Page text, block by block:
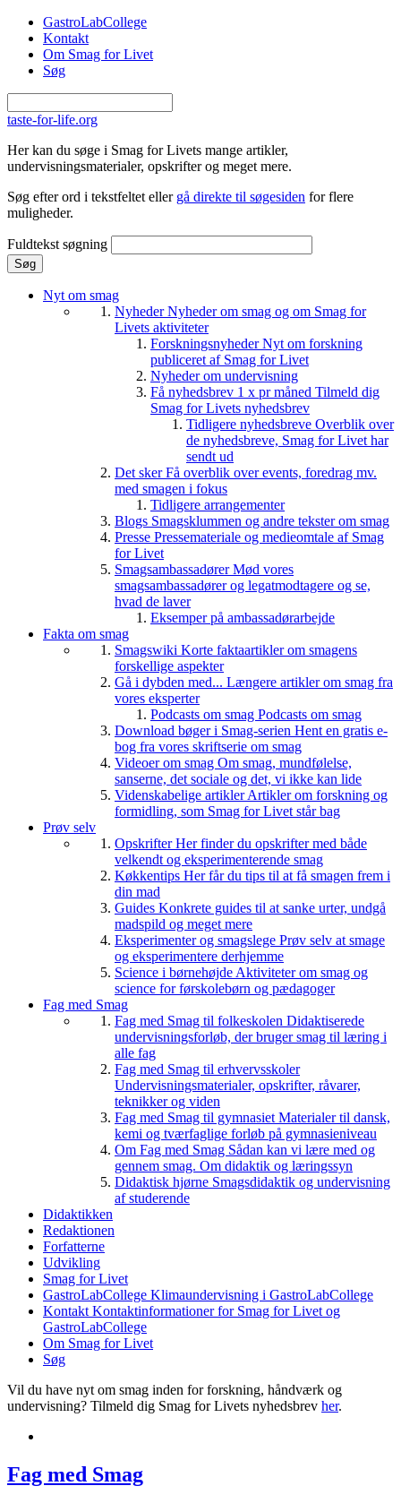
Gå til hovedindhold
GastroLabCollege
Kontakt
Om Smag for Livet
Søg
taste-for-life.org
Her kan du søge i Smag for Livets mange artikler,
undervisningsmaterialer, opskrifter og meget mere.
Søg efter ord i tekstfeltet eller gå direkte til søgesiden for flere
muligheder.
Fuldtekst søgning
Nyt om smag
NyhederNyheder om smag og om Smag for
Livets aktiviteter
ForskningsnyhederNyt om forskning
publiceret af Smag for Livet
Nyheder om undervisning
Få nyhedsbrev 1 x pr måned Tilmeld dig
Smag for Livets nyhedsbrev
Tidligere nyhedsbreve Overblik over
de nyhedsbreve, Smag for Livet har
sendt ud
Det skerFå overblik over events, foredrag mv.
med smagen i fokus
Tidligere arrangementer
Blogs Smagsklummen og andre tekster om smag
Presse Pressemateriale og medieomtale af Smag
for Livet
SmagsambassadørerMød vores
smagsambassadører og legatmodtagere og se,
hvad de laver
Eksemper på ambassadørarbejde
Fakta om smag
Smagswiki Korte faktaartikler om smagens
forskellige aspekter
Gå i dybden med... Længere artikler om smag fra
vores eksperter
Podcasts om smag Podcasts om smag
Download bøger i Smag-serien Hent en gratis e-
bog fra vores skriftserie om smag
Videoer om smag Om smag, mundfølelse,
sanserne, det sociale og det, vi ikke kan lide
Videnskabelige artiklerArtikler om forskning og
formidling, som Smag for Livet står bag
Prøv selv
OpskrifterHer finder du opskrifter med både
velkendt og eksperimenterende smag
Køkkentips Her får du tips til at få smagen frem i
din mad
Guides Konkrete guides til at sanke urter, undgå
madspild og meget mere
Eksperimenter og smagslege Prøv selv at smage
og eksperimentere derhjemme
Science i børnehøjde Aktiviteter om smag og
science for førskolebørn og pædagoger
Fag med Smag
Fag med Smag til folkeskolen Didaktiserede
undervisningsforløb, der bruger smag til læring i
alle fag
Fag med Smag til erhvervsskoler
Undervisningsmaterialer, opskrifter, råvarer,
teknikker og viden
Fag med Smag til gymnasiet Materialer til dansk,
kemi og tværfaglige forløb på gymnasieniveau
Om Fag med Smag Sådan kan vi lære med og
gennem smag. Om didaktik og læringssyn
Didaktisk hjørne Smagsdidaktik og undervisning
af studerende
Didaktikken
Redaktionen
Forfatterne
Udvikling
Smag for Livet
GastroLabCollege Klimaundervisning i GastroLabCollege
Kontakt Kontaktinformationer for Smag for Livet og
GastroLabCollege
Om Smag for Livet
Søg
Vil du have nyt om smag inden for forskning, håndværk og
undervisning? Tilmeld dig Smag for Livets nyhedsbrev her.
Fag med Smag